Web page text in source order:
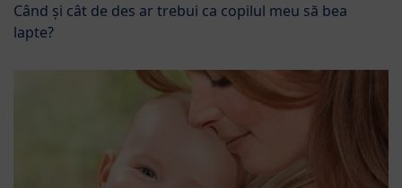
Când și cât de des ar trebui ca copilul meu să bea
lapte?